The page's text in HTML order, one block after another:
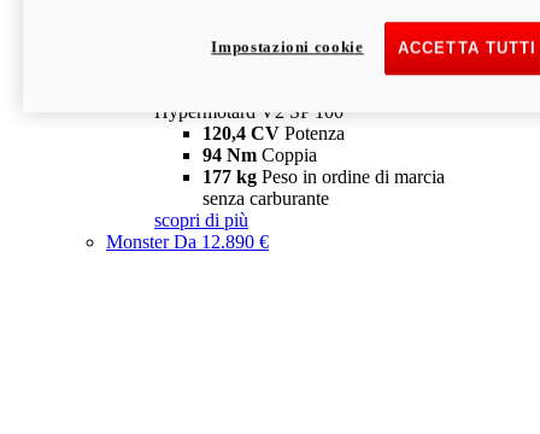
Depotenziata 35 kW: 18.890 € i
configura scopri di più
Hypermotard V2 SP 100
120,4 CV Potenza
94 Nm Coppia
177 kg Peso in ordine di marcia
senza carburante
scopri di più
MonsterDa 12.890 €
ACCETTA
Impostazioni cookie